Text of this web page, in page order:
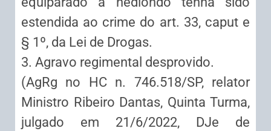
estendida ao crime do art. 33, caput e
§ 1º, da Lei de Drogas.
3. Agravo regimental desprovido.
(AgRg no HC n. 746.518/SP, relator
Ministro Ribeiro Dantas, Quinta Turma,
julgado em 21/6/2022, DJe de